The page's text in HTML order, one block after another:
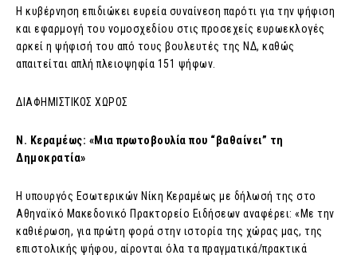
Η κυβέρνηση επιδιώκει ευρεία συναίνεση παρότι για την ψήφιση
και εφαρμογή του νομοσχεδίου στις προσεχείς ευρωεκλογές
αρκεί η ψήφισή του από τους βουλευτές της ΝΔ, καθώς
απαιτείται απλή πλειοψηφία 151 ψήφων.
ΔΙΑΦΗΜΙΣΤΙΚΟΣ ΧΩΡΟΣ
Ν. Κεραμέως: «Μια πρωτοβουλία που “βαθαίνει” τη
Δημοκρατία»
Η υπουργός Εσωτερικών Νίκη Κεραμέως με δήλωσή της στο
Αθηναϊκό Μακεδονικό Πρακτορείο Ειδήσεων αναφέρει: «Με την
καθιέρωση, για πρώτη φορά στην ιστορία της χώρας μας, της
επιστολικής ψήφου, αίρονται όλα τα πραγματικά/πρακτικά